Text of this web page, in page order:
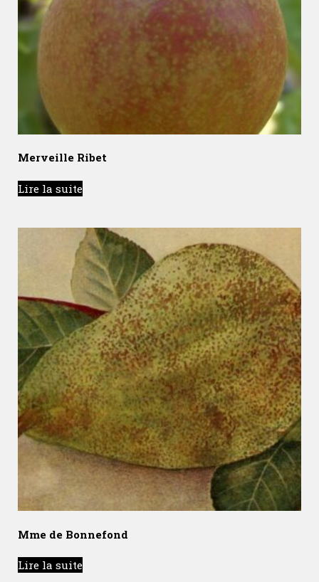
Merveille Ribet
Lire la suite
Mme de Bonnefond
Lire la suite